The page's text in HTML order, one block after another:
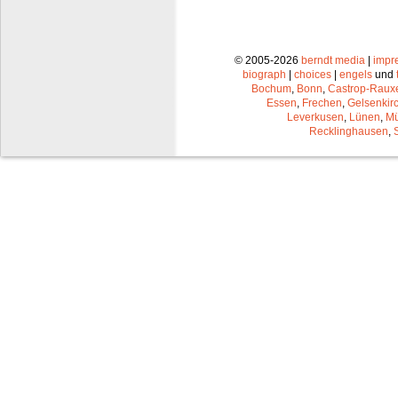
© 2005-2026 berndt media |
biograph | choices | engels und
Bochum Bonn Castrop-
Essen Frechen
Leverkusen Lünen
Recklinghausen